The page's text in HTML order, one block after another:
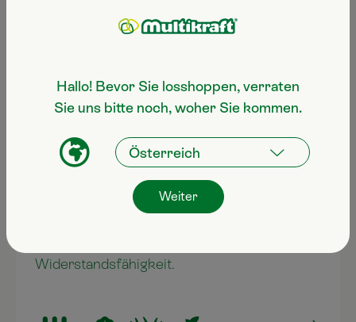
Bewässerung
Widerstandsfähigkeit.
Hallo! Bevor Sie losshoppen, verraten
Sie uns bitte noch, woher Sie kommen.
Weiter